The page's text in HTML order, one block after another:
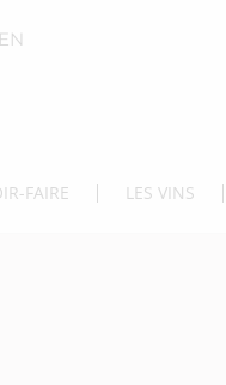
EN
FAIRE LES VINS